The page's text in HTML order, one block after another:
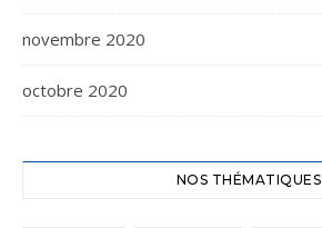
novembre 2020
octobre 2020
NOS THÉMATIQUES